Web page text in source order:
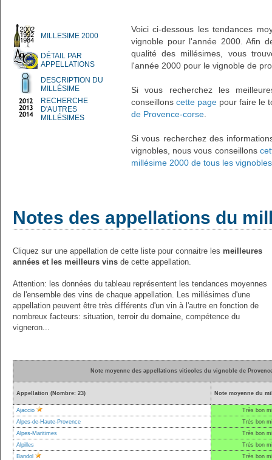
MILLESIME 2000
DÉTAIL PAR
APPELLATIONS
DESCRIPTION DU
MILLÉSIME
RECHERCHE
D'AUTRES
MILLÉSIMES
Voici ci-dessous les tendances
vignoble pour l'année 2000. Afin
qualité des millésimes, vous
l'année 2000 pour le vignoble de
Si vous recherchez les
conseillons cette page pour faire le
de Provence-corse
Si vous recherchez des
vignobles, nous vous conseillons
millésime 2000 de tous les vignobles
Notes des appellations du
Cliquez sur une appellation de cette liste pour connaitre les meilleures
années et les meilleurs vins de cette appellation.
Attention: les données du tableau représentent les tendances moyennes
de l'ensemble des vins de chaque appellation. Les millésimes d'une
appellation peuvent être très différents d'un vin à l'autre en fonction de
nombreux facteurs: situation, terroir du domaine, compétence du
vigneron...
Note moyenne des appellations viticoles du vignoble de
Appellation (Nombre: 23) Note moyenne du
Ajaccio
Très bon
Alpes-de-Haute-Provence
Très bon
Alpes-Maritimes
Très bon
Alpilles
Très bon
Bandol
Très bon